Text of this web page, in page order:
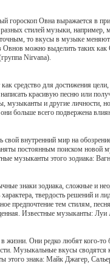
гороскоп Овна выражается в
стилей музыки, например,
то вкусы в музыке
Овнов можно выделить таких
Nirvana).
средство для достижения
красивую песню или
музыканты и другие личности,
больше всего подвержена
свой внутренний мир на
постоянным поиском новой
музыканты этого зодиака:
знаки зодиака, сложные и
твердость решений и
предпочтение тем стилям,
Известные музыканты: Луи
жизни. Они редко любят кого-то
Музыкальные вкусы
знака: Майк Джагер,